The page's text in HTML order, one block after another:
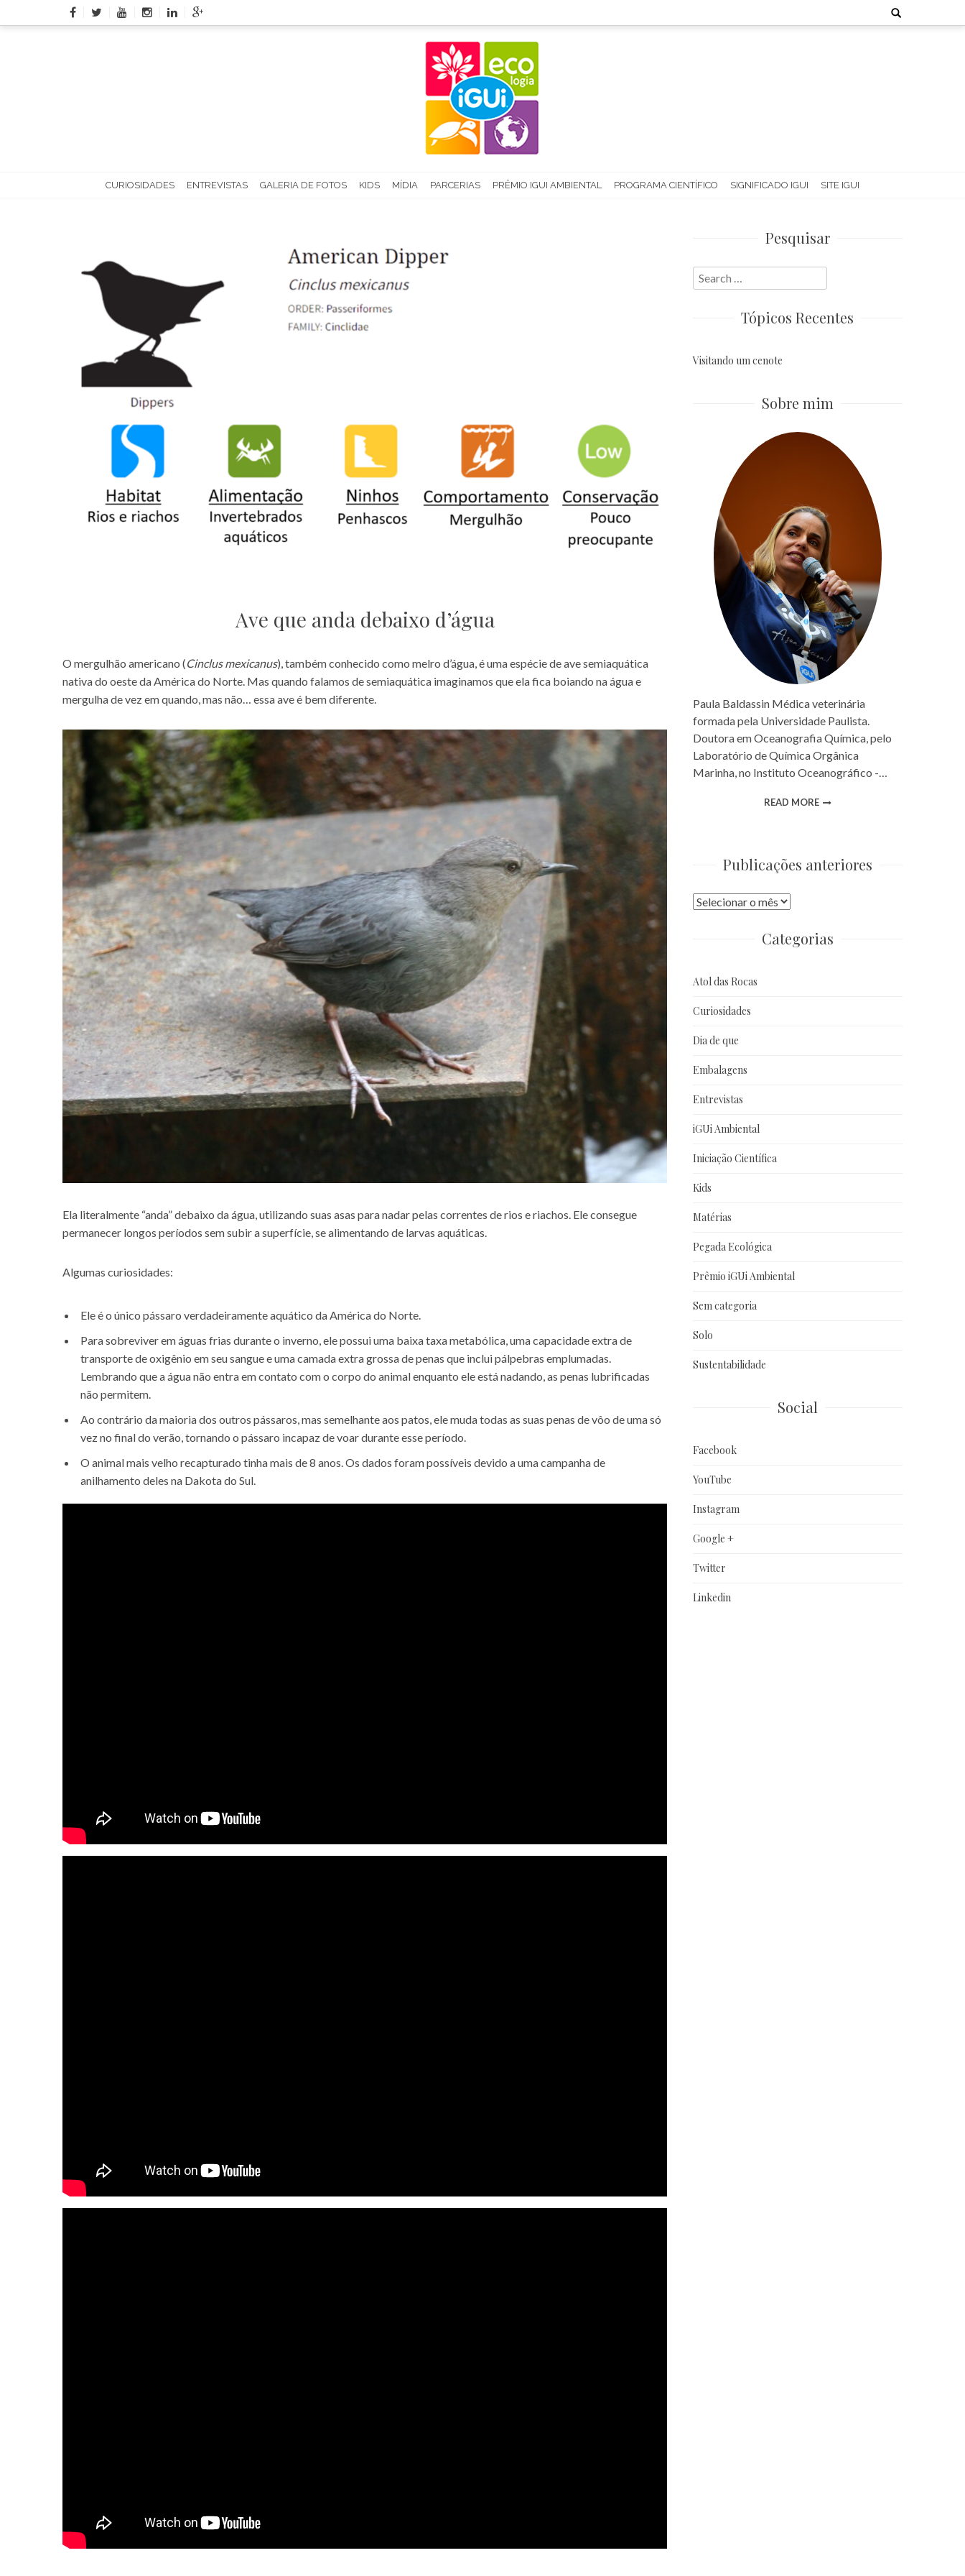
to
Search
for:
CURIOSIDADES ENTREVISTAS GALERIA DE FOTOS KIDS MÍDIA PARCERIAS PRÊMIO IGUI AMBIENTAL PROGRAMA CIENTÍFICO SIGNIFICADO IGUI SITE IGUI
Ave que anda debaixo d’água
O mergulhão americano (Cinclus mexicanus), também conhecido como melro d’água, é uma espécie de ave semiaquática
nativa do oeste da América do Norte. Mas quando falamos de semiaquática imaginamos que ela fica boiando na água e
mergulha de vez em quando, mas não… essa ave é bem diferente.
Ela literalmente “anda” debaixo da água, utilizando suas asas para nadar pelas correntes de rios e riachos. Ele consegue
permanecer longos períodos sem subir a superfície, se alimentando de larvas aquáticas.
Algumas curiosidades:
Ele é o único pássaro verdadeiramente aquático da América do Norte.
Para sobreviver em águas frias durante o inverno, ele possui uma baixa taxa metabólica, uma capacidade extra de
transporte de oxigênio em seu sangue e uma camada extra grossa de penas que inclui pálpebras emplumadas.
Lembrando que a água não entra em contato com o corpo do animal enquanto ele está nadando, as penas lubrificadas
não permitem.
Ao contrário da maioria dos outros pássaros, mas semelhante aos patos, ele muda todas as suas penas de vôo de uma só
vez no final do verão, tornando o pássaro incapaz de voar durante esse período.
O animal mais velho recapturado tinha mais de 8 anos. Os dados foram possíveis devido a uma campanha de
anilhamento deles na Dakota do Sul.
Pesquisar
Search
for:
Tópicos Recentes
Visitando um cenote
Sobre mim
Paula Baldassin Médica veterinária
formada pela Universidade Paulista.
Doutora em Oceanografia Química, pelo
Laboratório de Química Orgânica
Marinha, no Instituto Oceanográfico -…
READ MORE
Publicações anteriores
Publicações
Categorias
Atol das Rocas
Curiosidades
Dia de que
Embalagens
Entrevistas
iGUi Ambiental
Iniciação Científica
Kids
Matérias
Pegada Ecológica
Prêmio iGUi Ambiental
Sem categoria
Solo
Sustentabilidade
Social
Facebook
YouTube
Instagram
Google +
Twitter
Linkedin